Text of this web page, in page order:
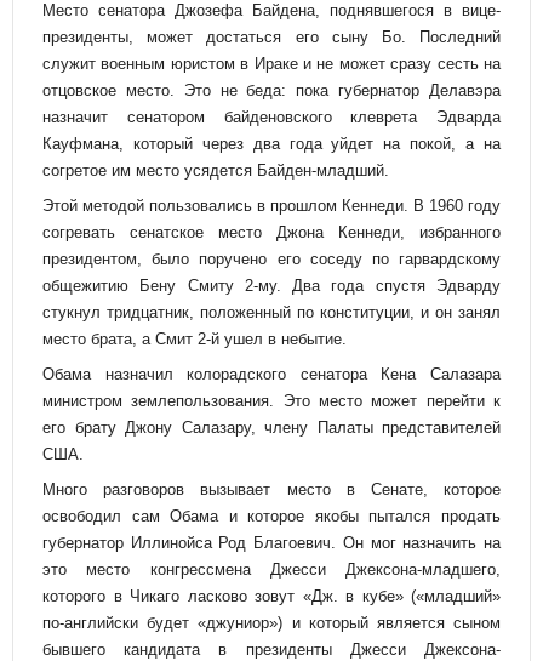
Место сенатора Джозефа Байдена, поднявшегося в вице-
президенты, может достаться его сыну Бо. Последний
служит военным юристом в Ираке и не может сразу сесть на
отцовское место. Это не беда: пока губернатор Делавэра
назначит сенатором байденовского клеврета Эдварда
Кауфмана, который через два года уйдет на покой, а на
согретое им место усядется Байден-младший.
Этой методой пользовались в прошлом Кеннеди. В 1960 году
согревать сенатское место Джона Кеннеди, избранного
президентом, было поручено его соседу по гарвардскому
общежитию Бену Смиту 2-му. Два года спустя Эдварду
стукнул тридцатник, положенный по конституции, и он занял
место брата, а Смит 2-й ушел в небытие.
Обама назначил колорадского сенатора Кена Салазара
министром землепользования. Это место может перейти к
его брату Джону Салазару, члену Палаты представителей
США.
Много разговоров вызывает место в Сенате, которое
освободил сам Обама и которое якобы пытался продать
губернатор Иллинойса Род Благоевич. Он мог назначить на
это место конгрессмена Джесси Джексона-младшего,
которого в Чикаго ласково зовут «Дж. в кубе» («младший»
по-английски будет «джуниор») и который является сыном
бывшего кандидата в президенты Джесси Джексона-